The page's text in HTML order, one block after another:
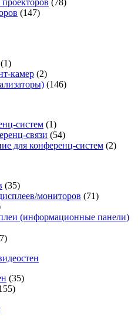
(78)
(147)
(1)
камер (2)
(146)
систем (1)
связи (54)
для конференц-систем (2)
(35)
мониторов (71)
(информационные панели)
(35)